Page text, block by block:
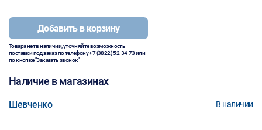
Добавить в корзину
Товара нет в наличии, уточняйте возможность
поставки под заказ по телефону+7 (3822) 52-34-73или
по кнопке "Заказать звонок"
Наличие в магазинах
Шевченко В наличии